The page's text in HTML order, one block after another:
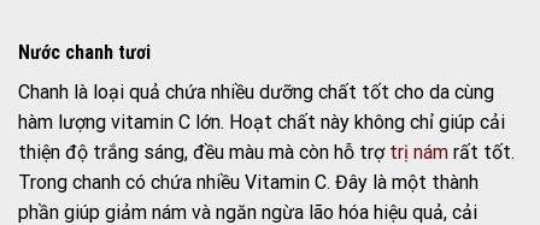
Nước chanh tươi
Chanh là loại quả chứa nhiều dưỡng chất tốt cho da cùng
hàm lượng vitamin C lớn. Hoạt chất này không chỉ giúp cải
thiện độ trắng sáng, đều màu mà còn hỗ trợ trị nám rất tốt.
Trong chanh có chứa nhiều Vitamin C. Đây là một thành
phần giúp giảm nám và ngăn ngừa lão hóa hiệu quả, cải